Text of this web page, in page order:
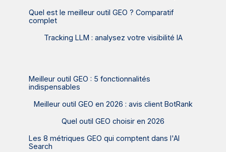
Quel est le meilleur outil GEO ? Comparatif
complet
Tracking LLM : analysez votre visibilité IA
Meilleur outil GEO : 5 fonctionnalités
indispensables
Meilleur outil GEO en 2026 : avis client BotRank
Quel outil GEO choisir en 2026
Les 8 métriques GEO qui comptent dans l'AI
Search